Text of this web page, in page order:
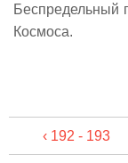
Беспредельный
Космоса.
‹ 192 - 193